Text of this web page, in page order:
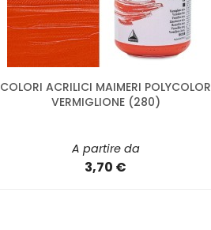
COLORI ACRILICI MAIMERI POLYCOLOR
VERMIGLIONE (280)
A partire da
3,70 €